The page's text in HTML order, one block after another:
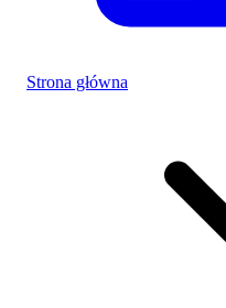
Strona główna